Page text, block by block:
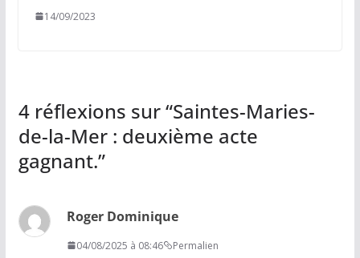
14/09/2023
4 réflexions sur “Saintes-Maries-
de-la-Mer : deuxième acte
gagnant.”
Roger Dominique
04/08/2025 à 08:46 Permalien